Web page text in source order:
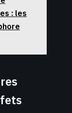
: les